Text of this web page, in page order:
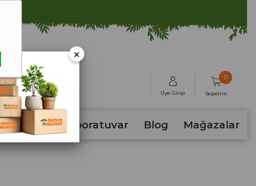
Üye Girişi Sepetim
0
Tohum Laboratuvar Blog Mağazalar
×